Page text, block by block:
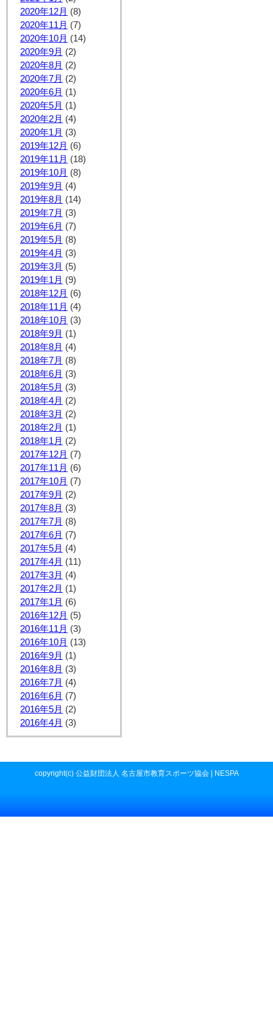
2020年12月 (8)
2020年11月 (7)
2020年10月 (14)
2020年9月 (2)
2020年8月 (2)
2020年7月 (2)
2020年6月 (1)
2020年5月 (1)
2020年2月 (4)
2020年1月 (3)
2019年12月 (6)
2019年11月 (18)
2019年10月 (8)
2019年9月 (4)
2019年8月 (14)
2019年7月 (3)
2019年6月 (7)
2019年5月 (8)
2019年4月 (3)
2019年3月 (5)
2019年1月 (9)
2018年12月 (6)
2018年11月 (4)
2018年10月 (3)
2018年9月 (1)
2018年8月 (4)
2018年7月 (8)
2018年6月 (3)
2018年5月 (3)
2018年4月 (2)
2018年3月 (2)
2018年2月 (1)
2018年1月 (2)
2017年12月 (7)
2017年11月 (6)
2017年10月 (7)
2017年9月 (2)
2017年8月 (3)
2017年7月 (8)
2017年6月 (7)
2017年5月 (4)
2017年4月 (11)
2017年3月 (4)
2017年2月 (1)
2017年1月 (6)
2016年12月 (5)
2016年11月 (3)
2016年10月 (13)
2016年9月 (1)
2016年8月 (3)
2016年7月 (4)
2016年6月 (7)
2016年5月 (2)
2016年4月 (3)
copyright(c) 公益財団法人 名古屋市教育スポーツ協会 | NESPA